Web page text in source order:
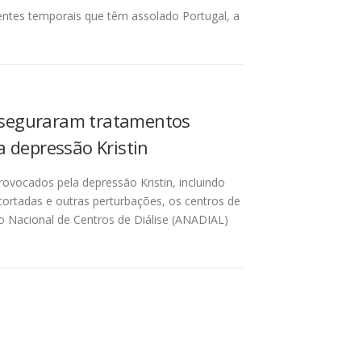
temporais que têm assolado Portugal, a
tratamentos
depressão Kristin
pela depressão Kristin, incluindo
e outras perturbações, os centros de
Nacional de Centros de Diálise (ANADIAL)